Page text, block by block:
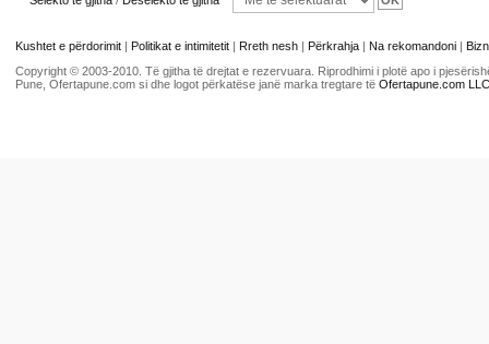
Kushtet e përdorimit | Politikat e intimitetit | Rreth nesh | Përkrahja | Na rekomandoni |
Copyright © 2003-2010. Të gjitha të drejtat e rezervuara. Riprodhimi i plotë apo i
Pune, Ofertapune.com si dhe logot përkatëse janë marka tregtare të Ofertapune.com LLC